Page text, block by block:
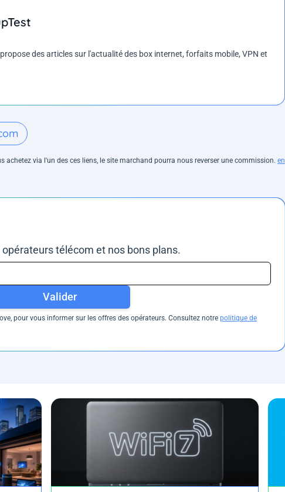
des articles sur l'actualité des box internet, forfaits mobile, VPN et
achetez via l'un des ces liens, le site marchand pourra nous reverser une commission. en
opérateurs télécom et nos bons plans.
Valider
pour vous informer sur les offres des opérateurs. Consultez notre politique de